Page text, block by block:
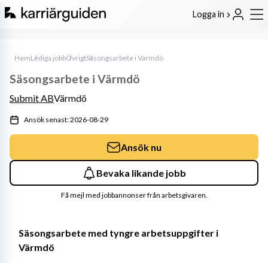
Logga in
HemLediga jobbÖvrigtSäsongsarbete i Värmdö
Säsongsarbete med tyngre arbetsuppgifter i
Värmdö
Säsongsarbete i Värmdö
Submit ABVärmdö
Ansök senast: 2026-08-29
Ansök nu
Bevaka likande jobb
Få mejl med jobbannonser från arbetsgivaren.